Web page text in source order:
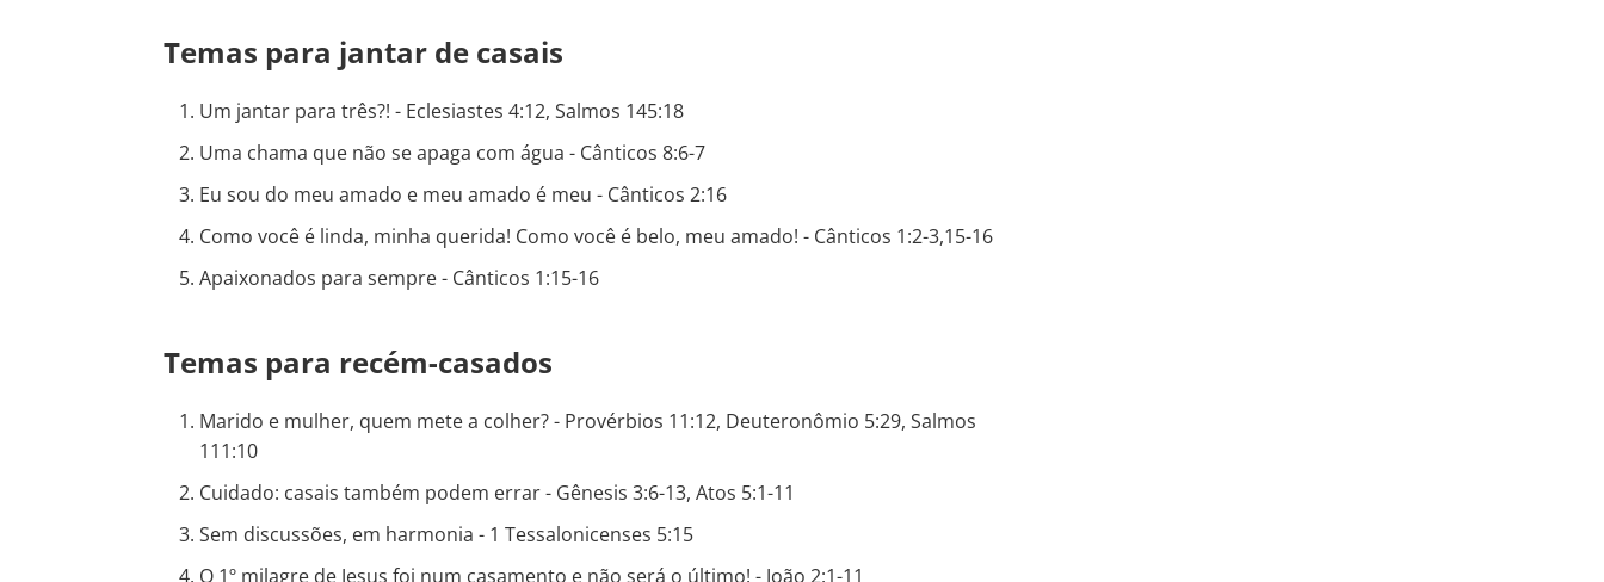
Temas para jantar de casais
Um jantar para três?! - Eclesiastes 4:12, Salmos 145:18
Uma chama que não se apaga com água - Cânticos 8:6-7
Eu sou do meu amado e meu amado é meu - Cânticos 2:16
Como você é linda, minha querida! Como você é belo, meu amado! - Cânticos 1:2-3,15-16
Apaixonados para sempre - Cânticos 1:15-16
Temas para recém-casados
Marido e mulher, quem mete a colher? - Provérbios 11:12, Deuteronômio 5:29, Salmos
111:10
Cuidado: casais também podem errar - Gênesis 3:6-13, Atos 5:1-11
Sem discussões, em harmonia - 1 Tessalonicenses 5:15
O 1º milagre de Jesus foi num casamento e não será o último! - João 2:1-11